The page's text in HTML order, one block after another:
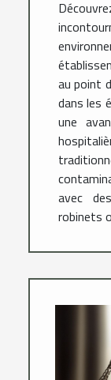
au point
dans les
une
avec
robinets